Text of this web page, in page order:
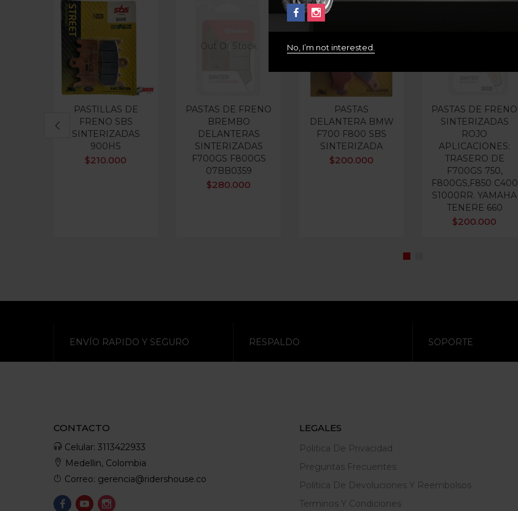
PASTILLAS DE
FRENO SBS
SINTERIZADAS
900HS
$210.000
Out Of Stock
PASTAS DE FRENO
BREMBO
DELANTERAS
SINTERIZADAS
F700GS F800GS
07BB0359
$280.000
PASTAS
DELANTERA BMW
F700 F800 SBS
SINTERIZADA
$200.000
PASTAS DE FRENO
SINTERIZADAS
ROJO
APLICACIONES:
TRASERO DE
F700GS 750,
F800GS,F850 C400
S1000RR. YAMAHA
TENERE 660
$200.000
No, I’m not interested.
ENVÍO RAPIDO Y SEGURO RESPALDO SOPORTE
CONTACTO
Celular: 3113422933
Medellin, Colombia
Correo: gerencia@ridershouse.co
LEGALES
Politica De Privacidad
Preguntas Frecuentes
Política De Devoluciones Y Reembolsos
Terminos Y Condiciones